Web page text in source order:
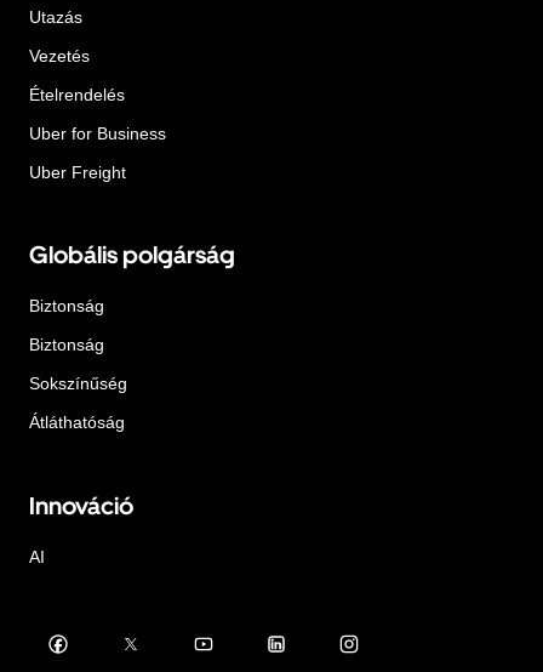
Utazás
Vezetés
Ételrendelés
Uber for Business
Uber Freight
Globális polgárság
Biztonság
Biztonság
Sokszínűség
Átláthatóság
Innováció
AI